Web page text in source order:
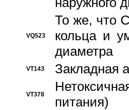
VQ523
То же, что
кольца и
диаметра
VT143 Закладная
VT378
питания)